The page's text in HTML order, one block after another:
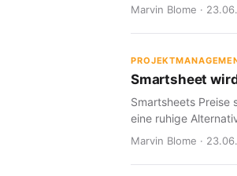
Marvin Blome ·
Smartsheet
Smartsheets Preise
eine ruhige
Marvin Blome ·